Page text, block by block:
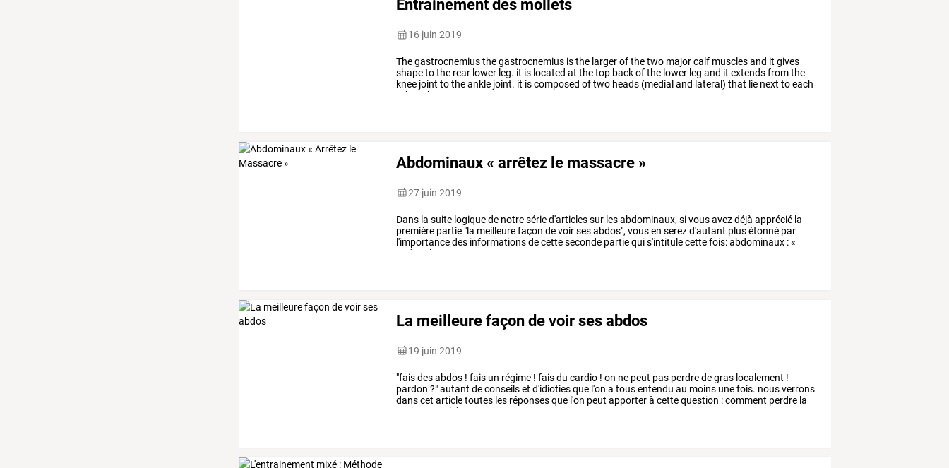
Entrainement des mollets
16 juin 2019
Thegastrocnemiusthegastrocnemius isthe largerofthetwo majorcalf musclesand it gives
shapetothe rear lower leg. it is located at thetop backofthe lower leg and it extendsfromthe
knee joint totheankle joint. it iscomposed oftwo heads (medial and lateral) that lie next toeach
other.
the gastrocnemius
Abdominaux « arrêtez le massacre »
27 juin 2019
Dans la suite logiquede notreséried'articlessur lesabdominaux, sivousavezdéjà apprécié la
première partie "la meilleurefaçon devoirsesabdos", vousen serezd'autant plusétonné par
l'importancedes informationsdecetteseconde partiequis'intitulecettefois:abdominaux :«
arrêtez
le
La meilleure façon de voir ses abdos
19 juin 2019
"faisdesabdos ! fais un régime ! faisdu cardio ! on ne peut pas perdredegras localement !
pardon ?"autant deconseilset d'idiotiesque l'on a tousentendu au moins unefois. nousverrons
danscet articletoutes les réponsesque l'on peut apporterà cettequestion :comment perdre la
graisse
stockée